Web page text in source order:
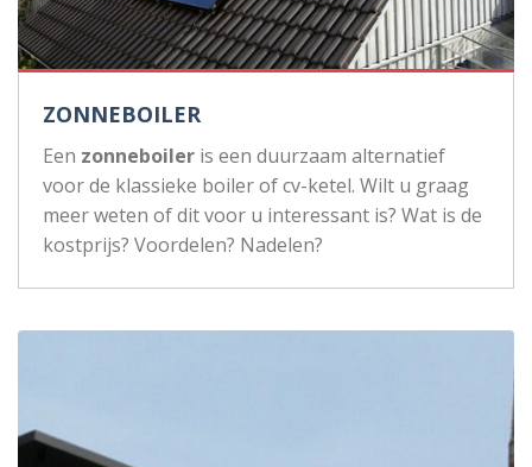
ZONNEBOILER
Een zonneboiler is een duurzaam alternatief
voor de klassieke boiler of cv-ketel. Wilt u graag
meer weten of dit voor u interessant is? Wat is de
kostprijs? Voordelen? Nadelen?